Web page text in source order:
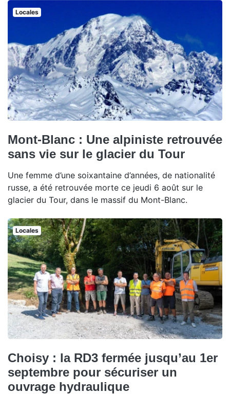
Locales
Mont-Blanc : Une alpiniste retrouvée
sans vie sur le glacier du Tour
Une femme d’une soixantaine d’années, de nationalité
russe, a été retrouvée morte ce jeudi 6 août sur le
glacier du Tour, dans le massif du Mont-Blanc.
Locales
Choisy : la RD3 fermée jusqu’au 1er
septembre pour sécuriser un
ouvrage hydraulique